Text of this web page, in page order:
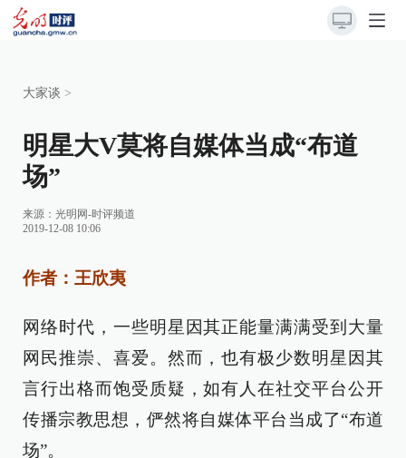
大家谈 >
明星大V莫将自媒体当成“布道
场”
来源： 光明网-时评频道
2019-12-08 10:06
作者：王欣夷
网络时代，一些明星因其正能量满满受到大量
网民推崇、喜爱。然而，也有极少数明星因其
言行出格而饱受质疑，如有人在社交平台公开
传播宗教思想，俨然将自媒体平台当成了“布道
场”。